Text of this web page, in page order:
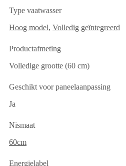
Type vaatwasser
Hoog model, Volledig geïntegreerd
Productafmeting
Volledige grootte (60 cm)
Geschikt voor paneelaanpassing
Ja
Nismaat
60cm
Energielabel